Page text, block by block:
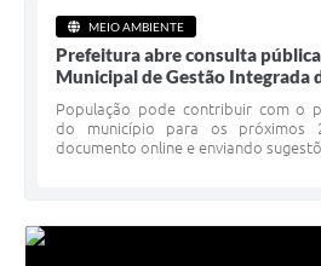
MEIO AMBIENTE
Prefeitura abre consulta
Municipal de Gestão Integrada
População pode contribuir com o
do município para os próximos
documento online e enviando